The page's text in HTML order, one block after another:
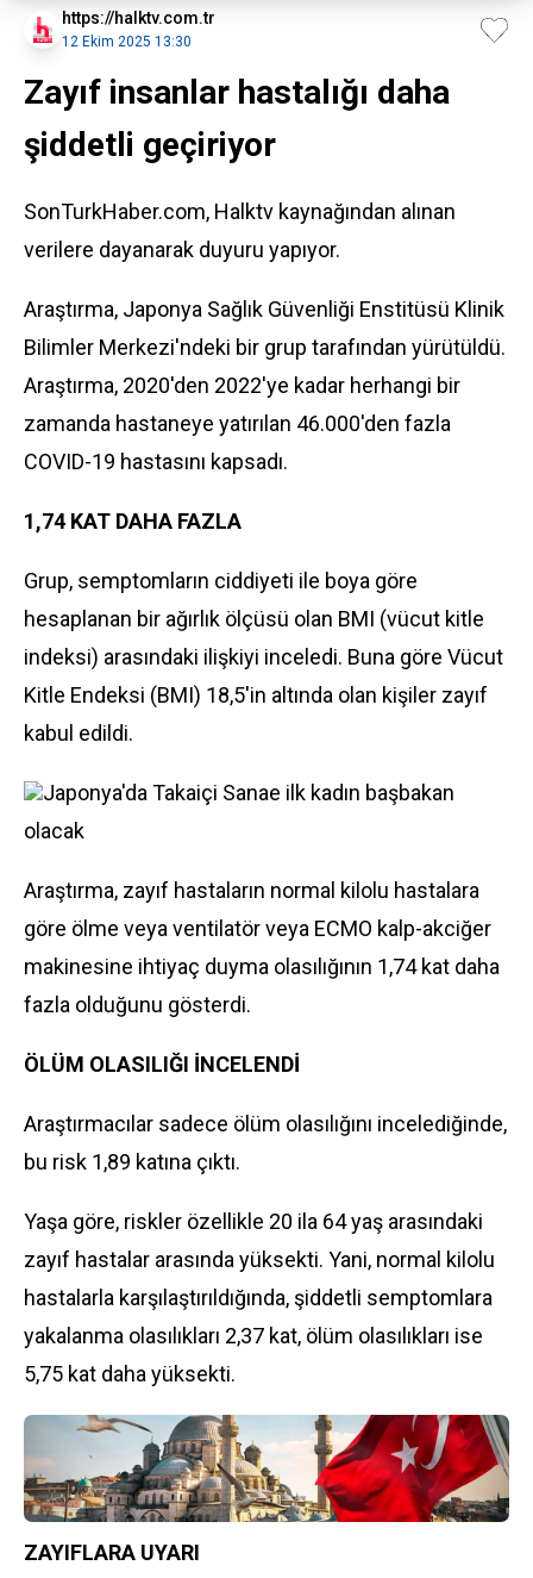
https://halktv.com.tr
12 Ekim 2025 13:30
Zayıf insanlar hastalığı daha
şiddetli geçiriyor
SonTurkHaber.com, Halktv kaynağından alınan
verilere dayanarak duyuru yapıyor.
Araştırma, Japonya Sağlık Güvenliği Enstitüsü Klinik
Bilimler Merkezi'ndeki bir grup tarafından yürütüldü.
Araştırma, 2020'den 2022'ye kadar herhangi bir
zamanda hastaneye yatırılan 46.000'den fazla
COVID-19 hastasını kapsadı.
1,74 KAT DAHA FAZLA
Grup, semptomların ciddiyeti ile boya göre
hesaplanan bir ağırlık ölçüsü olan BMI (vücut kitle
indeksi) arasındaki ilişkiyi inceledi. Buna göre Vücut
Kitle Endeksi (BMI) 18,5'in altında olan kişiler zayıf
kabul edildi.
Japonya'da Takaiçi Sanae ilk kadın başbakan
olacak
Araştırma, zayıf hastaların normal kilolu hastalara
göre ölme veya ventilatör veya ECMO kalp-akciğer
makinesine ihtiyaç duyma olasılığının 1,74 kat daha
fazla olduğunu gösterdi.
ÖLÜM OLASILIĞI İNCELENDİ
Araştırmacılar sadece ölüm olasılığını incelediğinde,
bu risk 1,89 katına çıktı.
Yaşa göre, riskler özellikle 20 ila 64 yaş arasındaki
zayıf hastalar arasında yüksekti. Yani, normal kilolu
hastalarla karşılaştırıldığında, şiddetli semptomlara
yakalanma olasılıkları 2,37 kat, ölüm olasılıkları ise
5,75 kat daha yüksekti.
ZAYIFLARA UYARI